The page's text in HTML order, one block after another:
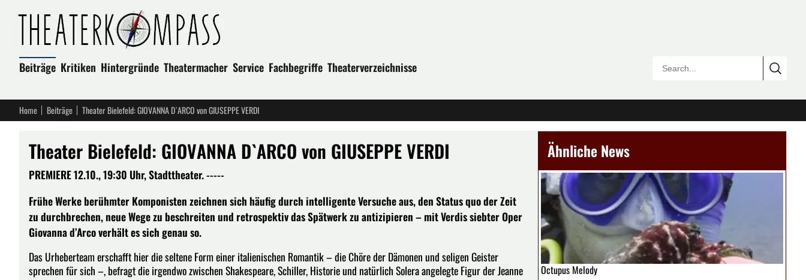
Beiträge Kritiken Hintergründe Theatermacher Service Fachbegriffe Theaterverzeichnisse
Home Beiträge Theater Bielefeld: GIOVANNA D`ARCO von GIUSEPPE VERDI
Theater Bielefeld: GIOVANNA D`ARCO von GIUSEPPE VERDI
PREMIERE 12.10., 19:30 Uhr, Stadttheater. -----
Frühe Werke berühmter Komponisten zeichnen sich häufig durch intelligente Versuche aus, den Status quo der Zeit
zu durchbrechen, neue Wege zu beschreiten und retrospektiv das Spätwerk zu antizipieren – mit Verdis siebter Oper
Giovanna d’Arco verhält es sich genau so.
Das Urheberteam erschafft hier die seltene Form einer italienischen Romantik – die Chöre der Dämonen und seligen Geister
sprechen für sich –, befragt die irgendwo zwischen Shakespeare, Schiller, Historie und natürlich Solera angelegte Figur der Jeanne
Ähnliche News
Octupus Melody